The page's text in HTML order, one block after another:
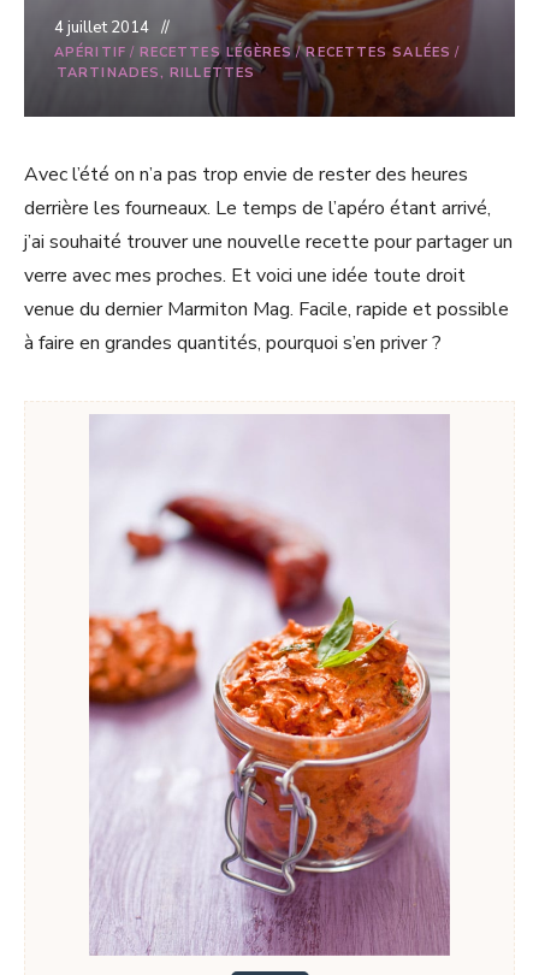
4 juillet 2014
APÉRITIF / RECETTES LÉGÈRES/RECETTES SALÉES /
TARTINADES, RILLETTES
Avec l’été on n’a pas trop envie de rester des heures
derrière les fourneaux. Le temps de l’apéro étant arrivé,
j’ai souhaité trouver une nouvelle recette pour partager un
verre avec mes proches. Et voici une idée toute droit
venue du dernier Marmiton Mag. Facile, rapide et possible
à faire en grandes quantités, pourquoi s’en priver ?